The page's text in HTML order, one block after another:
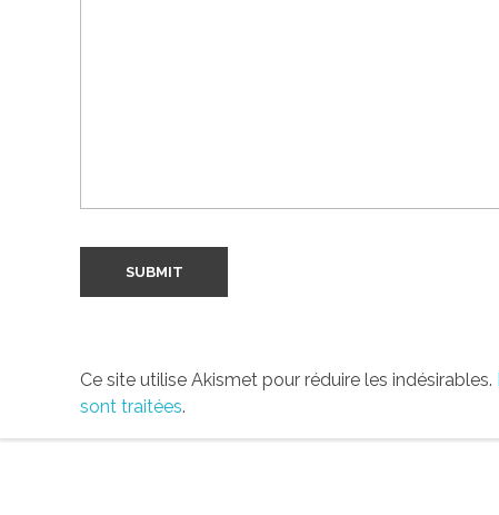
Ce site utilise Akismet pour réduire les indésirables.
sont traitées.